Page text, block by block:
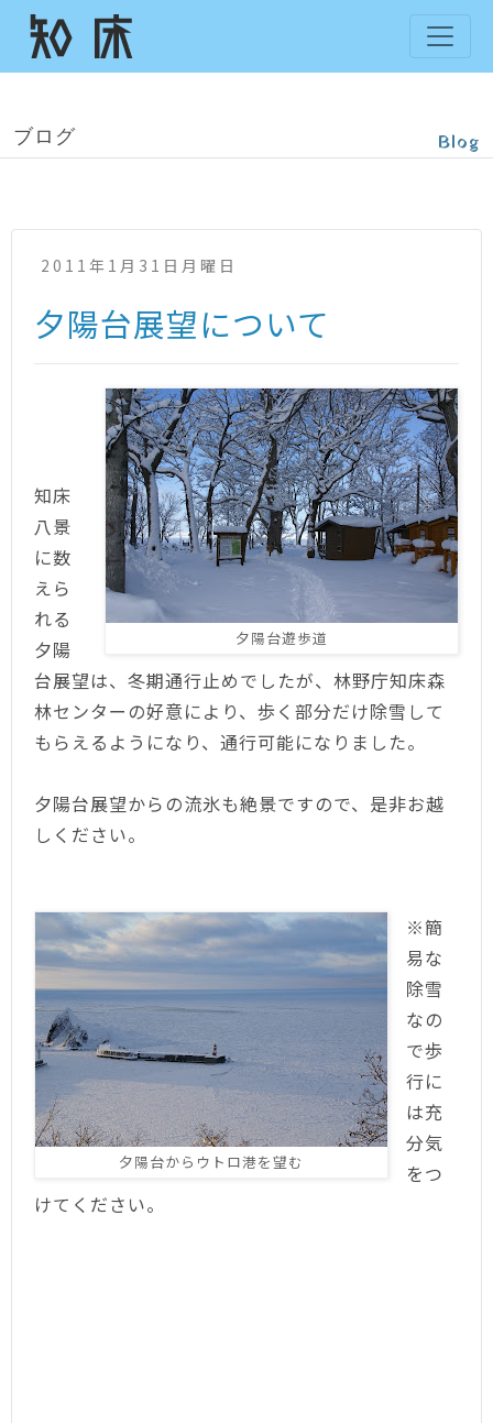
ブログ Blog
2011年1月31日月曜日
夕陽台展望について
夕陽台遊歩道
知床
八景
に数
えら
れる
夕陽
台展望は、冬期通行止めでしたが、林野庁知床森
林センターの好意により、歩く部分だけ除雪して
もらえるようになり、通行可能になりました。
夕陽台展望からの流氷も絶景ですので、是非お越
しください。
夕陽台からウトロ港を望む
※簡
易な
除雪
なの
で歩
行に
は充
分気
をつ
けてください。